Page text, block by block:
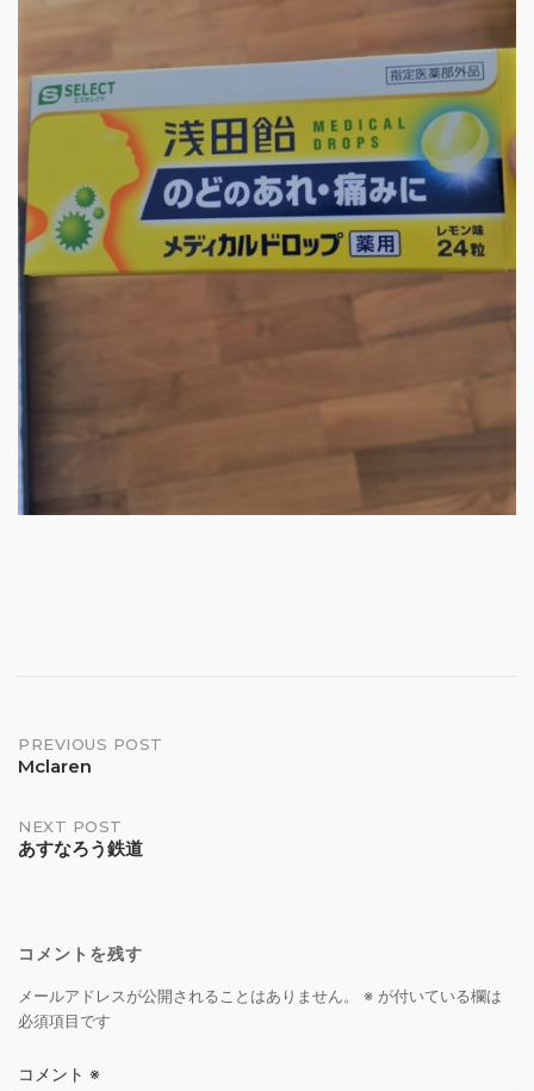
Post
PREVIOUS POST
Mclaren
NEXT POST
あすなろう鉄道
コメントを残す
メールアドレスが公開されることはありません。 ※ が付いている欄は
必須項目です
コメント ※